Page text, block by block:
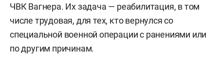
ЧВК Вагнера. Их задача — реабилитация, в том
числе трудовая, для тех, кто вернулся со
специальной военной операции с ранениями или
по другим причинам.